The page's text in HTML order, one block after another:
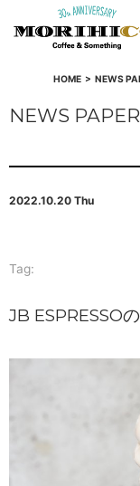
HOME> NEWS
NEWS PAPER
2022.10.20 Thu
Tag:
JB ESPRESSO